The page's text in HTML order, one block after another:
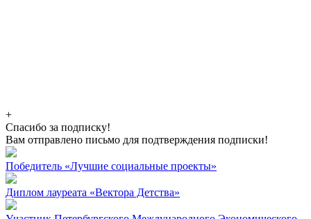
+
Спасибо за подписку!
Вам отправлено письмо для подтверждения подписки!
Победитель «Лучшие социальные проекты»
Диплом лауреата «Вектора Детства»